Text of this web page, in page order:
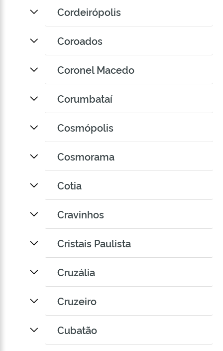
Cordeirópolis
Coroados
Coronel Macedo
Corumbataí
Cosmópolis
Cosmorama
Cotia
Cravinhos
Cristais Paulista
Cruzália
Cruzeiro
Cubatão